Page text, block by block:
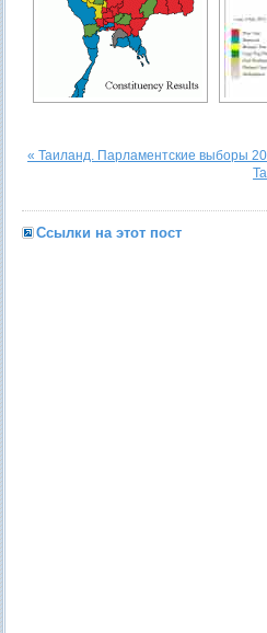
« Таиланд. Парламентские выборы
Ссылки на этот пост